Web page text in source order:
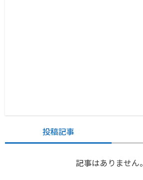
投稿記事
記事はありません。